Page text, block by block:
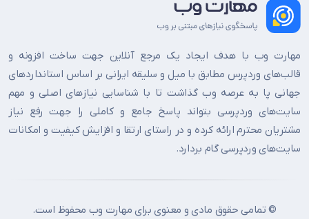
مهارت وب با هدف ایجاد یک مرجع آنلاین جهت ساخت افزونه و
قالب‌های وردپرس مطابق با میل و سلیقه ایرانی بر اساس استانداردهای
جهانی پا به عرصه وب گذاشت تا با شناسایی نیازهای اصلی و مهم
سایت‌های وردپرسی بتواند پاسخ جامع و کاملی را جهت رفع نیاز
مشتریان محترم ارائه کرده و در راستای ارتقا و افزایش کیفیت و امکانات
سایت‌های وردپرسی گام بردارد.
© تمامی حقوق مادی و معنوی برای مهارت وب محفوظ است.